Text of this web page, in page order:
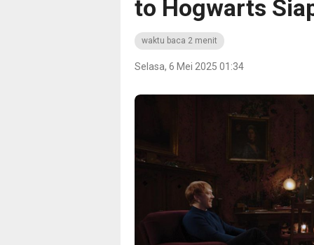
to Hogwarts
waktu baca 2 menit
Selasa, 6 Mei 2025 01:34